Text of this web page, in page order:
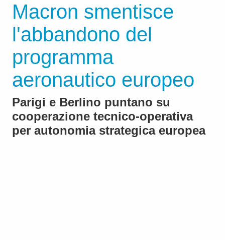
Macron smentisce
l'abbandono del
programma
aeronautico europeo
Parigi e Berlino puntano su
cooperazione tecnico-operativa
per autonomia strategica europea